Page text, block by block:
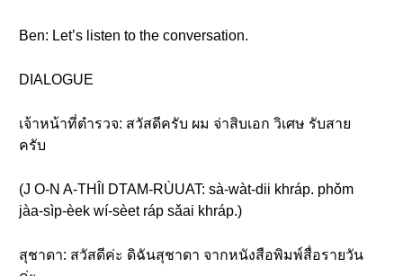
Ben: Let’s listen to the conversation.
DIALOGUE
เจ้าหน้าที่ตำรวจ: สวัสดีครับ ผม จ่าสิบเอก วิเศษ รับสาย
ครับ
(J O-N A-THÎI DTAM-RÙUAT: sà-wàt-dii khráp. phǒm
jàa-sìp-èek wí-sèet ráp sǎai khráp.)
สุชาดา: สวัสดีค่ะ ดิฉันสุชาดา จากหนังสือพิมพ์สื่อรายวัน